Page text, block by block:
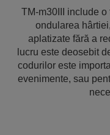
TM-m30III include
ondularea
aplatizate fără a
lucru este deosebit
codurilor este
evenimente, sau